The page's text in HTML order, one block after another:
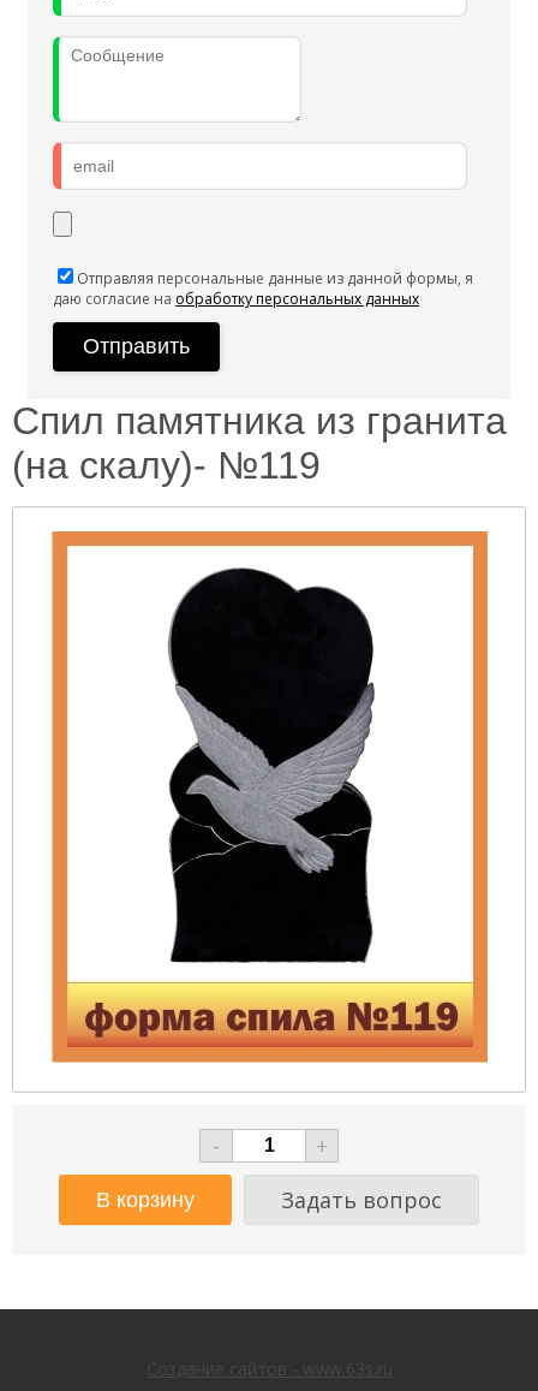
Отправляя персональные данные из данной формы, я
даю согласие на обработку персональных данных
Спил памятника из гранита
(на скалу)- №119
-
+
Задать вопрос
Создание сайтов - www.63s.ru